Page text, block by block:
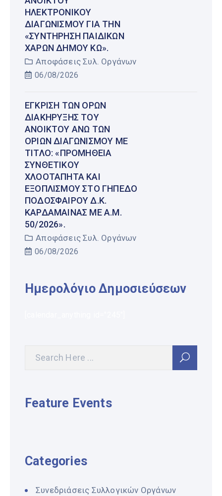
ΗΛΕΚΤΡΟΝΙΚΟΎ
ΔΙΑΓΩΝΙΣΜΟΎ ΓΙΑ ΤΗΝ
«ΣΥΝΤΉΡΗΣΗ ΠΑΙΔΙΚΏΝ
ΧΑΡΏΝ ΔΉΜΟΥ ΚΩ».
Αποφάσεις Συλ. Οργάνων
06/08/2026
ΈΓΚΡΙΣΗ ΤΩΝ ΌΡΩΝ
ΔΙΑΚΉΡΥΞΗΣ ΤΟΥ
ΑΝΟΙΚΤΟΎ ΆΝΩ ΤΩΝ
ΟΡΊΩΝ ΔΙΑΓΩΝΙΣΜΟΎ ΜΕ
ΤΊΤΛΟ: «ΠΡΟΜΉΘΕΙΑ
ΣΥΝΘΕΤΙΚΟΎ
ΧΛΟΟΤΆΠΗΤΑ ΚΑΙ
ΕΞΟΠΛΙΣΜΟΎ ΣΤΟ ΓΉΠΕΔΟ
ΠΟΔΟΣΦΑΊΡΟΥ Δ.Κ.
ΚΑΡΔΆΜΑΙΝΑΣ ΜΕ Α.Μ.
50/2026».
Αποφάσεις Συλ. Οργάνων
06/08/2026
Ημερολόγιο Δημοσιεύσεων
Feature Events
Categories
Συνεδριάσεις Συλλογικών Οργάνων